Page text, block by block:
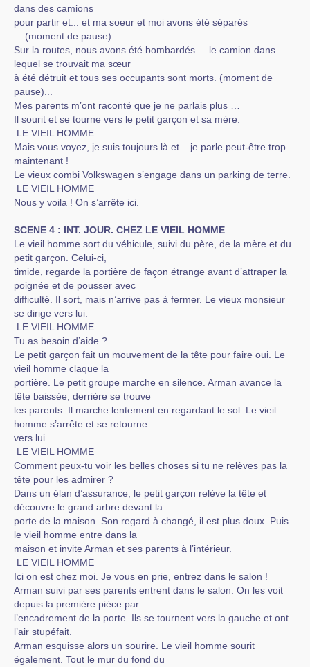
dans des camions
pour partir et... et ma soeur et moi avons été séparés
... (moment de pause)...
Sur la routes, nous avons été bombardés ... le camion dans
lequel se trouvait ma sœur
à été détruit et tous ses occupants sont morts. (moment de
pause)...
Mes parents m’ont raconté que je ne parlais plus …
Il sourit et se tourne vers le petit garçon et sa mère.
LE VIEIL HOMME
Mais vous voyez, je suis toujours là et... je parle peut-être trop
maintenant !
Le vieux combi Volkswagen s’engage dans un parking de terre.
LE VIEIL HOMME
Nous y voila ! On s’arrête ici.
SCENE 4 : INT. JOUR. CHEZ LE VIEIL HOMME
Le vieil homme sort du véhicule, suivi du père, de la mère et du
petit garçon. Celui-ci,
timide, regarde la portière de façon étrange avant d’attraper la
poignée et de pousser avec
difficulté. Il sort, mais n’arrive pas à fermer. Le vieux monsieur
se dirige vers lui.
LE VIEIL HOMME
Tu as besoin d’aide ?
Le petit garçon fait un mouvement de la tête pour faire oui. Le
vieil homme claque la
portière. Le petit groupe marche en silence. Arman avance la
tête baissée, derrière se trouve
les parents. Il marche lentement en regardant le sol. Le vieil
homme s’arrête et se retourne
vers lui.
LE VIEIL HOMME
Comment peux-tu voir les belles choses si tu ne relèves pas la
tête pour les admirer ?
Dans un élan d’assurance, le petit garçon relève la tête et
découvre le grand arbre devant la
porte de la maison. Son regard à changé, il est plus doux. Puis
le vieil homme entre dans la
maison et invite Arman et ses parents à l’intérieur.
LE VIEIL HOMME
Ici on est chez moi. Je vous en prie, entrez dans le salon !
Arman suivi par ses parents entrent dans le salon. On les voit
depuis la première pièce par
l’encadrement de la porte. Ils se tournent vers la gauche et ont
l’air stupéfait.
Arman esquisse alors un sourire. Le vieil homme sourit
également. Tout le mur du fond du